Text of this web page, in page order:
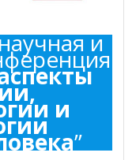
и
и
”